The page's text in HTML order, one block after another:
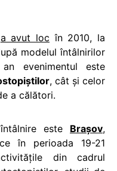
a avut loc în 2010, la
modelul întâlnirilor
evenimentul este
, cât şi celor
a călători.
este Braşov,
în perioada 19-21
din cadrul